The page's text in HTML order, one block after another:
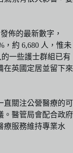
佈的最新數字，
，約 6,680 人，惟未
一些護士群組已有
在英國定居並留下來
直關注公營醫療的可
。醫管局會配合政府
療服務維持專業水